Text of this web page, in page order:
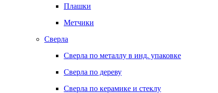
Плашки
Метчики
Сверла
Сверла по металлу в инд. упаковке
Сверла по дереву
Сверла по керамике и стеклу